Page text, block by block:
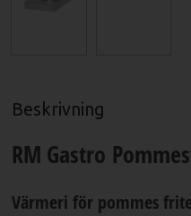
Beskrivning
RM Gastro
Värmeri för pommes